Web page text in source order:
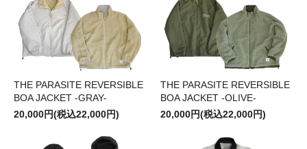
THE PARASITE REVERSIBLE
BOA JACKET -GRAY-
20,000円(税込22,000円)
THE PARASITE REVERSIBLE
BOA JACKET -OLIVE-
20,000円(税込22,000円)